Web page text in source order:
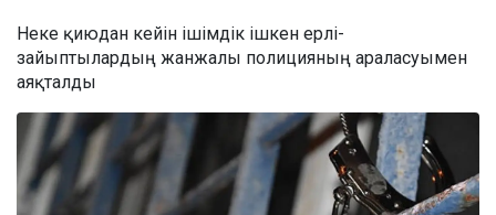
Неке қиюдан кейін ішімдік ішкен ерлі-
зайыптылардың жанжалы полицияның араласуымен
аяқталды